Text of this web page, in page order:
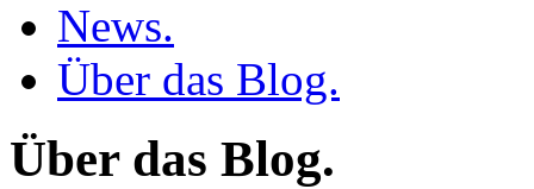
News.
Über das Blog.
Über das Blog.